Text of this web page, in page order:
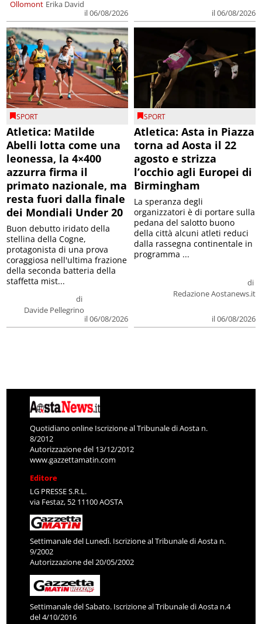
Ollomont Erika David
il 06/08/2026
il 06/08/2026
SPORT
Atletica: Matilde
Abelli lotta come una
leonessa, la 4×400
azzurra firma il
primato nazionale, ma
resta fuori dalla finale
dei Mondiali Under 20
di
Davide Pellegrino
il 06/08/2026
Buon debutto iridato della
stellina della Cogne,
protagonista di una prova
coraggiosa nell'ultima frazione
della seconda batteria della
staffetta mist...
SPORT
Atletica: Asta in Piazza
torna ad Aosta il 22
agosto e strizza
l’occhio agli Europei di
Birmingham
di
Redazione Aostanews.it
il 06/08/2026
La speranza degli
organizzatori è di portare sulla
pedana del salotto buono
della città alcuni atleti reduci
dalla rassegna continentale in
programma ...
Quotidiano online Iscrizione al Tribunale di Aosta n.
8/2012
Autorizzazione del 13/12/2012
www.gazzettamatin.com
Editore
LG PRESSE S.R.L.
via Festaz, 52 11100 AOSTA
Settimanale del Lunedì. Iscrizione al Tribunale di Aosta n.
9/2002
Autorizzazione del 20/05/2002
Settimanale del Sabato. Iscrizione al Tribunale di Aosta n.4
del 4/10/2016